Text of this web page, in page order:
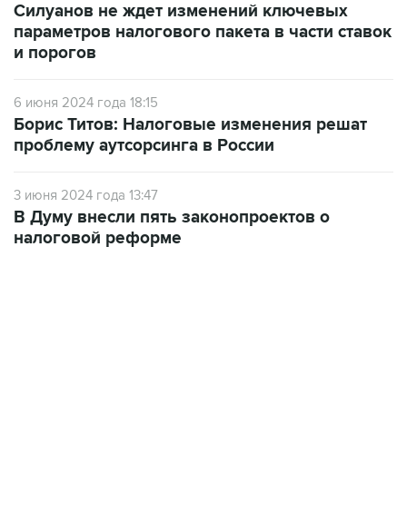
Силуанов не ждет изменений ключевых
параметров налогового пакета в части ставок
и порогов
6 июня 2024 года 18:15
Борис Титов: Налоговые изменения решат
проблему аутсорсинга в России
3 июня 2024 года 13:47
В Думу внесли пять законопроектов о
налоговой реформе